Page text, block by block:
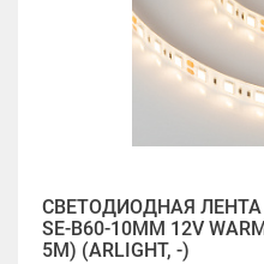
СВЕТОДИОДНАЯ ЛЕНТА
SE-B60-10MM 12V
5M) (ARLIGHT, -)